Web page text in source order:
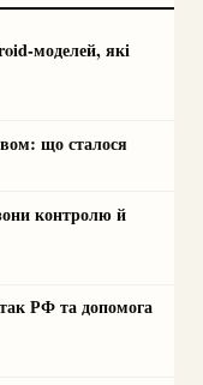
моделей, які
що сталося
контролю й
РФ та допомога